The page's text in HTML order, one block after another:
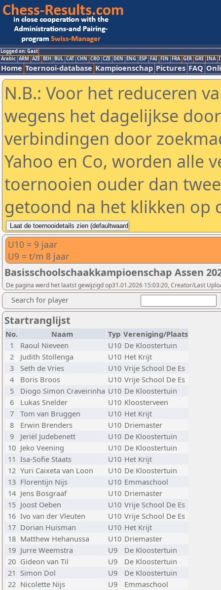
Logged on: Gast
Arabic ARM AZE BIH BUL CAT CHN CRO CZE DEN ENG ESP FAI FIN FRA GER GRE INA
Home Toernooi-database Kampioenschap Pictures FAQ
N.B.: Voor het reduceren
wegens het dagelijkse
verbindingen door
Yahoo en Co, worden alle
toernooien ouder dan
getoond na het klikken op
U10 = 9 jaar
U9 = t/m 8 jaar
Basisschoolschaakkampioenschap Assen
De pagina werd het laatst gewijzigd op31.01.2026 15:03:20, Creator/Last
Search for player
Startranglijst
No. Naam Typ Vereniging/Plaats
1
Raoul Nieveen U10 De Kloostertuin
2
Judith Stollenga U10 Het Krijt
3
Seth de Vries U10 Vrije School De Es
4
Boris Broos U10 Vrije School De Es
5
Diogo Simon Craveirinha U10 De Kloostertuin
6
Lukas Snelder U10 Kloosterveen
7
Tom van Bruggen U10 Het Krijt
8
Erwin Brenders U10 Driemaster
9
Jeriël Judebenett U10 De Kloostertuin
10 Jeko Veening U10 De Kloostertuin
11 Isa-Sofie Staats U10 Het Krijt
12 Yuri Caixeta van Loon U10 De Kloostertuin
13 Florentijn Nijs U10 Emmaschool
14 Jens Bosgraaf U10 Driemaster
15 Joost Oeben U10 Vrije School De Es
16 Ivo van der Vleuten U10 Vrije School De Es
17 Dorian Huisman U10 Het Krijt
18 Matthew Hehanussa U10 Driemaster
19 Jurre Weemstra U9
De Kloostertuin
20 Gideon van Til U9
De Kloostertuin
21 Simon Dol U9
De Kloostertuin
22 Nicolette Nijs U9
Emmaschool